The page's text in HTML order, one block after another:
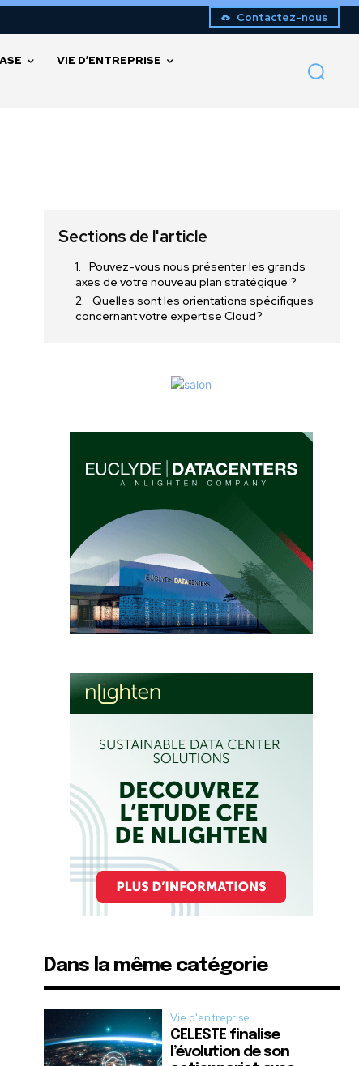
Contactez-nous
VIE D’ENTREPRISE
Sections de l'article
Pouvez-vous nous présenter les grands
axes de votre nouveau plan stratégique ?
Quelles sont les orientations spécifiques
concernant votre expertise Cloud?
Dans la même catégorie
Vie d'entreprise
CELESTE finalise
l’évolution de son